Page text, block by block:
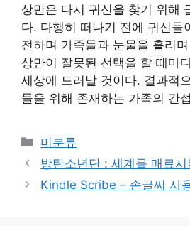
상만은 다시 귀신을 찾기 위해
다. 다행히 떠나기 전에 귀신들
전하며 가족들과 눈물을 흘리
상만이 잘못된 선택을 할 때마
세상에 드러날 것이다. 결과적
들을 위해 존재하는 가족의 간
Categories
미분류
방탄소년단 : 세계를 매료
Kindle Scribe – 손글씨 사